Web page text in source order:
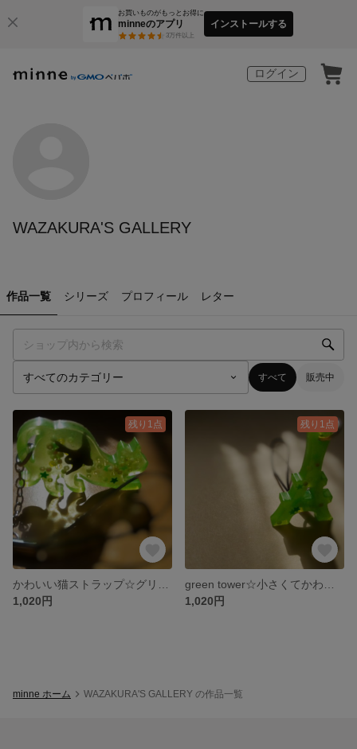
お買いものがもっとお得に
minneのアプリ
3万件以上
インストールする
ログイン
WAZAKURA'S GALLERY
作品一覧 シリーズ プロフィール レター
すべて 販売中
残り1点
1,020円
残り1点
1,020円
minne ホーム WAZAKURA'S GALLERY の作品一覧